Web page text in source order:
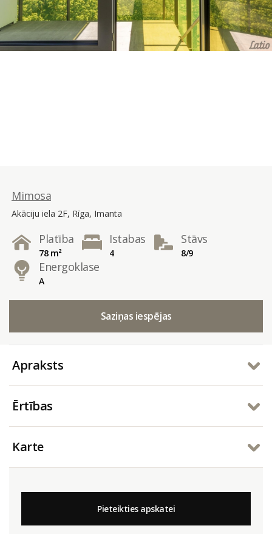
Mimosa
Akāciju iela 2F, Rīga, Imanta
Platība
78 m²
Istabas
4
Stāvs
8/9
Energoklase
A
Saziņas iespējas
Apraksts
Ērtības
Karte
Pieteikties apskatei